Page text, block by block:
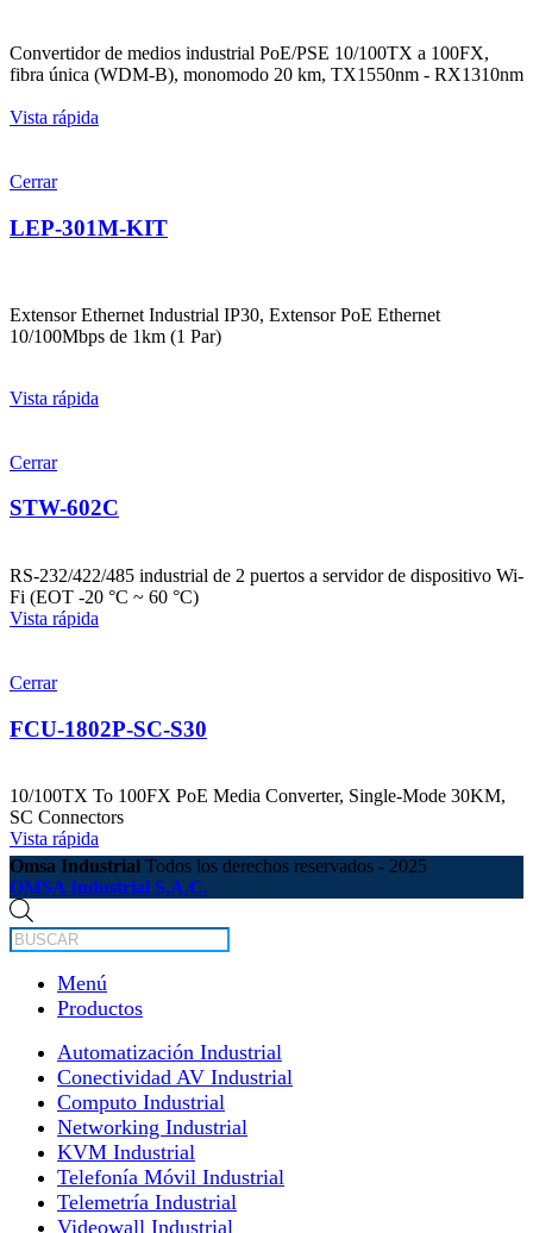
Convertidor de medios industrial PoE/PSE 10/100TX a 100FX,
fibra única (WDM-B), monomodo 20 km, TX1550nm - RX1310nm
Vista rápida
Cerrar
LEP-301M-KIT
Extensor Ethernet Industrial IP30, Extensor PoE Ethernet
10/100Mbps de 1km (1 Par)
Vista rápida
Cerrar
STW-602C
RS-232/422/485 industrial de 2 puertos a servidor de dispositivo Wi-
Fi (EOT -20 °C ~ 60 °C)
Vista rápida
Cerrar
FCU-1802P-SC-S30
10/100TX To 100FX PoE Media Converter, Single-Mode 30KM,
SC Connectors
Vista rápida
Omsa Industrial Todos los derechos reservados - 2025
OMSA Industrial S.A.C.
de
productos
Menú
Productos
Automatización Industrial
Conectividad AV Industrial
Computo Industrial
Networking Industrial
KVM Industrial
Telefonía Móvil Industrial
Telemetría Industrial
Videowall Industrial